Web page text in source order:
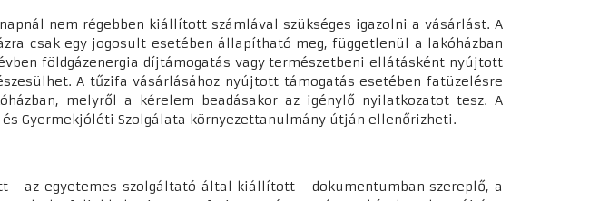
nem régebben kiállított számlával szükséges igazolni a vásárlást. A
csak egy jogosult esetében állapítható meg, függetlenül a lakóházban
földgázenergia díjtámogatás vagy természetbeni ellátásként nyújtott
A tűzifa vásárlásához nyújtott támogatás esetében fatüzelésre
melyről a kérelem beadásakor az igénylő nyilatkozatot tesz. A
Gyermekjóléti Szolgálata környezettanulmány útján ellenőrizheti.
az egyetemes szolgáltató által kiállított - dokumentumban szereplő, a